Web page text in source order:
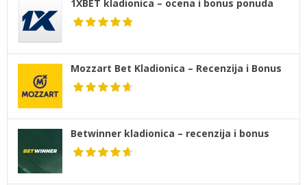
1XBET kladionica – ocena i bonus ponuda
Mozzart Bet Kladionica – Recenzija i Bonus
Betwinner kladionica – recenzija i bonus